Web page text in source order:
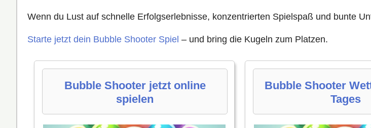
Wenn du Lust auf schnelle Erfolgserlebnisse, konzentrierten Spielspaß und bunte
Starte jetzt dein Bubble Shooter Spiel – und bring die Kugeln zum Platzen.
Bubble Shooter jetzt online
spielen
Bubble Shooter
Tages